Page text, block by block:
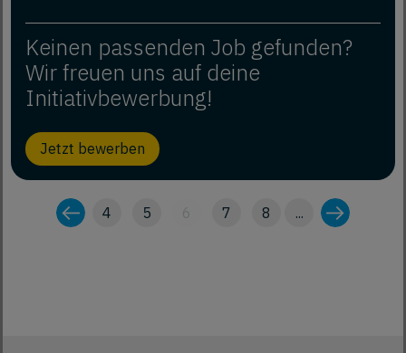
Keinen passenden Job gefunden?
Wir freuen uns auf deine
Initiativbewerbung!
Jetzt bewerben
4 5 6 7 8 ...